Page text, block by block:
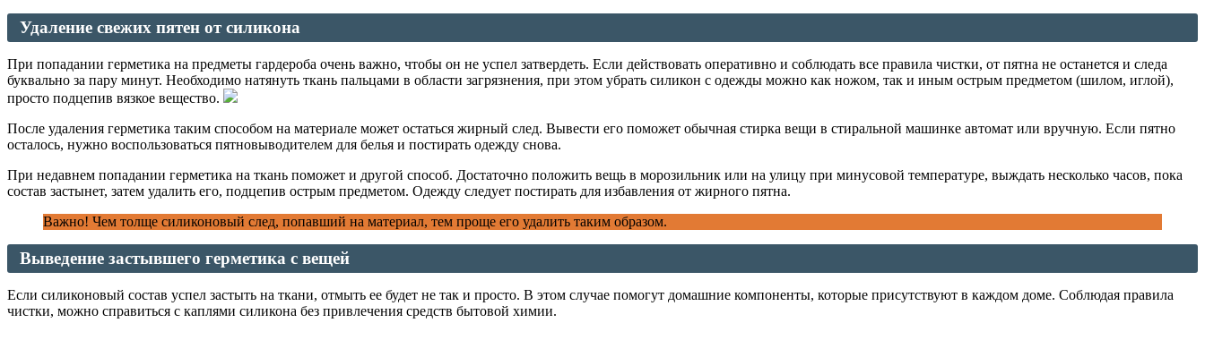
Удаление свежих пятен от силикона
При попадании герметика на предметы гардероба очень важно, чтобы он не успел затвердеть. Если действовать оперативно и соблюдать все правила чистки, от пятна не останется и следа
буквально за пару минут. Необходимо натянуть ткань пальцами в области загрязнения, при этом убрать силикон с одежды можно как ножом, так и иным острым предметом (шилом, иглой),
просто подцепив вязкое вещество.
После удаления герметика таким способом на материале может остаться жирный след. Вывести его поможет обычная стирка вещи в стиральной машинке автомат или вручную. Если пятно
осталось, нужно воспользоваться пятновыводителем для белья и постирать одежду снова.
При недавнем попадании герметика на ткань поможет и другой способ. Достаточно положить вещь в морозильник или на улицу при минусовой температуре, выждать несколько часов, пока
состав застынет, затем удалить его, подцепив острым предметом. Одежду следует постирать для избавления от жирного пятна.
Важно! Чем толще силиконовый след, попавший на материал, тем проще его удалить таким образом.
Выведение застывшего герметика с вещей
Если силиконовый состав успел застыть на ткани, отмыть ее будет не так и просто. В этом случае помогут домашние компоненты, которые присутствуют в каждом доме. Соблюдая правила
чистки, можно справиться с каплями силикона без привлечения средств бытовой химии.